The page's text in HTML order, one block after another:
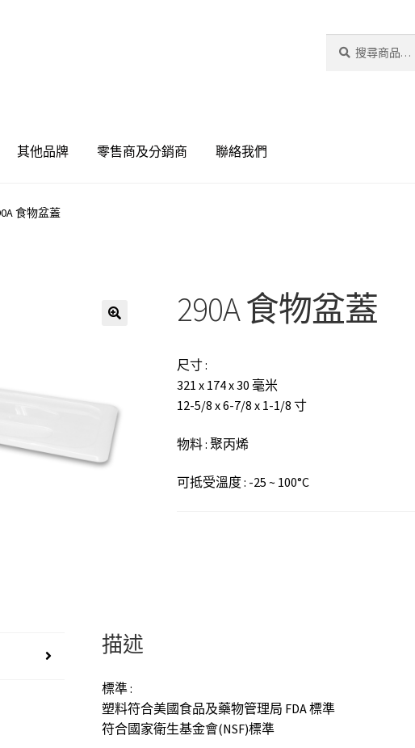
其他品牌 零售商及分銷商 聯絡我們
食物盆蓋
290A 食物盆蓋
尺寸 :
321 x 174 x 30 毫米
12-5/8 x 6-7/8 x 1-1/8 寸
物料 : 聚丙烯
可抵受溫度 : -25 ~ 100°C
描述
標準 :
塑料符合美國食品及藥物管理局 FDA 標準
符合國家衛生基金會(NSF)標準